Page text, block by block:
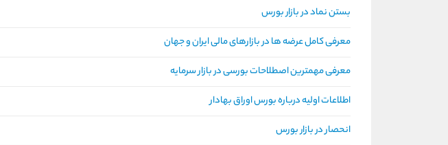
بستن نماد در بازار بورس
معرفی کامل عرضه ها در بازارهای مالی ایران و جهان
معرفی مهمترین اصطلاحات بورسی در بازار سرمایه
اطلاعات اولیه درباره بورس اوراق بهادار
انحصار در بازار بورس